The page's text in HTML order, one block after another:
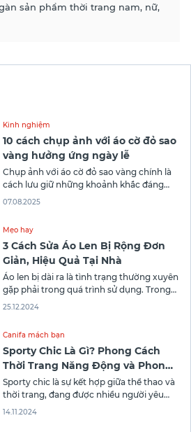
sản phẩm thời trang nam, nữ,
Kinh nghiệm
10 cách chụp ảnh với áo cờ đỏ sao
vàng hưởng ứng ngày lễ
Chụp ảnh với áo cờ đỏ sao vàng chính là
cách lưu giữ những khoảnh khắc đáng
nhớ, thể hiện tinh thần yêu nước, niềm tự
Thời trang Canifa khám phá những
07.08.2025
Mẹo hay
3 Cách Sửa Áo Len Bị Rộng Đơn
Giản, Hiệu Quả Tại Nhà
Áo len bị dài ra là tình trạng thường xuyên
gặp phải trong quá trình sử dụng. Trong
bài viết này Canifa đưa ra giúp bạn 3 cách
thôi nào!
25.12.2024
Canifa mách bạn
Sporty Chic Là Gì? Phong Cách
Thời Trang Năng Động và Phong
Cách
Sporty chic là sự kết hợp giữa thể thao và
thời trang, đang được nhiều người yêu
thích. Phong cách này không chỉ mang lại
14.11.2024